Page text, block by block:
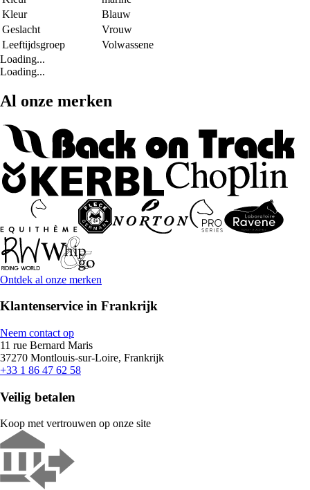
Kleur
Blauw
Geslacht
Vrouw
Leeftijdsgroep
Volwassene
Loading...
Loading...
Al onze merken
Ontdek al onze merken
Klantenservice in Frankrijk
Neem contact op
11 rue Bernard Maris
37270 Montlouis-sur-Loire, Frankrijk
+33 1 86 47 62 58
Veilig betalen
Koop met vertrouwen op onze site